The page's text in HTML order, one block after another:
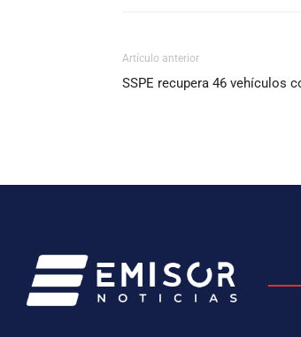
Artículo anterior
SSPE recupera 46 vehículos